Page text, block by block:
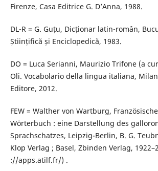
Firenze, Casa Editrice G. D’Anna, 1988.
DL-R = G. Guțu, Dicționar latin-român,
Științifică și Enciclopedică, 1983.
DO = Luca Serianni, Maurizio Trifone (a
Oli. Vocabolario della lingua italiana,
Editore, 2012.
FEW = Walther von Wartburg,
Wörterbuch : eine Darstellung des
Sprachschatzes, Leipzig-Berlin, B. G.
Klop Verlag ; Basel, Zbinden Verlag,
://apps.atilf.fr/) .